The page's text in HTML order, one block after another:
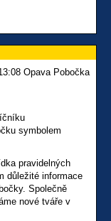
Opava Pobočka
symbolem
pravidelných
důležité informace
Společně
nové tváře v